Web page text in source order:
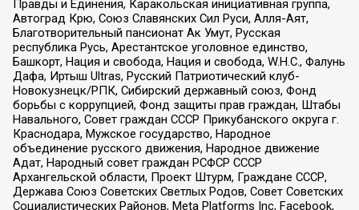
Правды и Единения, Каракольская инициативная группа,
Автоград Крю, Союз Славянских Сил Руси, Алля-Аят,
Благотворительный пансионат Ак Умут, Русская
республика Русь, Арестантское уголовное единство,
Башкорт, Нация и свобода, Нация и свобода, W.H.С., Фалунь
Дафа, Иртыш Ultras, Русский Патриотический клуб-
Новокузнецк/РПК, Сибирский державный союз, Фонд
борьбы с коррупцией, Фонд защиты прав граждан, Штабы
Навального, Совет граждан СССР Прикубанского округа г.
Краснодара, Мужское государство, Народное
объединение русского движения, Народное движение
Адат, Народный совет граждан РСФСР СССР
Архангельской области, Проект Штурм, Граждане СССР,
Держава Союз Советских Светлых Родов, Совет Советских
Социалистических Районов, Meta Platforms Inc, Facebook,